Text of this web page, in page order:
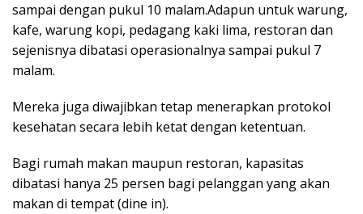
sampai dengan pukul 10 malam.Adapun untuk warung,
kafe, warung kopi, pedagang kaki lima, restoran dan
sejenisnya dibatasi operasionalnya sampai pukul 7
malam.
Mereka juga diwajibkan tetap menerapkan protokol
kesehatan secara lebih ketat dengan ketentuan.
Bagi rumah makan maupun restoran, kapasitas
dibatasi hanya 25 persen bagi pelanggan yang akan
makan di tempat (dine in).